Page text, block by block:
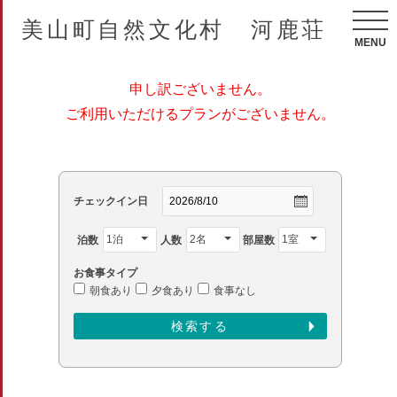
美山町自然文化村 河鹿荘
MENU
申し訳ございません。
ご利用いただけるプランがございません。
チェックイン日
泊数 人数 部屋数
お食事タイプ
朝食あり
夕食あり 食事なし